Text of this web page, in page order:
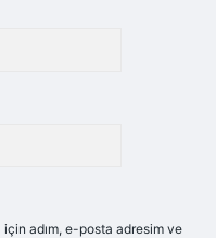
için adım, e-posta adresim ve